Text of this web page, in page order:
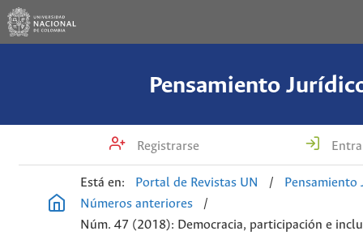
Pensamiento
Registrarse
Está en: Portal de Revistas UN /
Pensamiento
Números anteriores
/
Núm. 47 (2018): Democracia, participación e